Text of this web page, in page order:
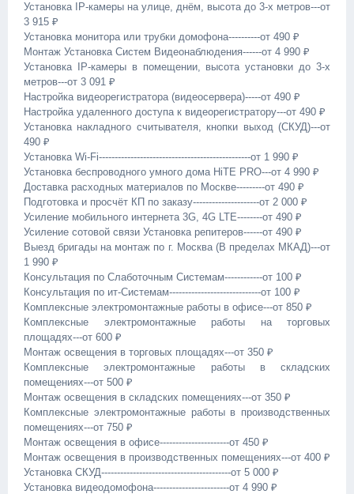
Установка IP-камеры на улице, днём, высота до 3-х метров---от
3 915 ₽
Установка монитора или трубки домофона----------от 490 ₽
Монтаж Установка Систем Видеонаблюдения------от 4 990 ₽
Установка IP-камеры в помещении, высота установки до 3-х
метров---от 3 091 ₽
Настройка видеорегистратора (видеосервера)-----от 490 ₽
Настройка удаленного доступа к видеорегистратору---от 490 ₽
Установка накладного считывателя, кнопки выход (СКУД)---от
490 ₽
Установка Wi-Fi------------------------------------------------от 1 990 ₽
Установка беспроводного умного дома HiTE PRO---от 4 990 ₽
Доставка расходных материалов по Москве---------от 490 ₽
Подготовка и просчёт КП по заказу---------------------от 2 000 ₽
Усиление мобильного интернета 3G, 4G LTE--------от 490 ₽
Усиление сотовой связи Установка репитеров------от 490 ₽
Выезд бригады на монтаж по г. Москва (В пределах МКАД)---от
1 990 ₽
Консультация по Слаботочным Системам------------от 100 ₽
Консультация по ит-Системам-----------------------------от 100 ₽
Комплексные электромонтажные работы в офисе---от 850 ₽
Комплексные электромонтажные работы на торговых
площадях---от 600 ₽
Монтаж освещения в торговых площадях---от 350 ₽
Комплексные электромонтажные работы в складских
помещениях---от 500 ₽
Монтаж освещения в складских помещениях---от 350 ₽
Комплексные электромонтажные работы в производственных
помещениях---от 750 ₽
Монтаж освещения в офисе----------------------от 450 ₽
Монтаж освещения в производственных помещениях---от 400 ₽
Установка СКУД-----------------------------------------от 5 000 ₽
Установка видеодомофона------------------------от 4 990 ₽